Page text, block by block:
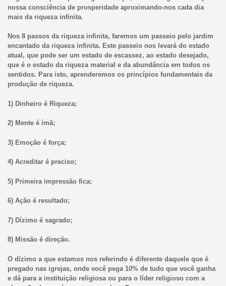
nossa consciência de prosperidade aproximando-nos cada dia
mais da riqueza infinita.
Nos 8 passos da riqueza infinita, faremos um passeio pelo jardim
encantado da riqueza infinita. Este passeio nos levará do estado
atual, que pode ser um estado de escassez, ao estado desejado,
que é o estado da riqueza material e da abundância em todos os
sentidos. Para isto, aprenderemos os princípios fundamentais da
produção de riqueza.
1) Dinheiro é Riqueza;
2) Mente é ímã;
3) Emoção é força;
4) Acreditar é preciso;
5) Primeira impressão fica;
6) Ação é resultado;
7) Dízimo é sagrado;
8) Missão é direção.
O dízimo a que estamos nos referindo é diferente daquele que é
pregado nas igrejas, onde você pega 10% de tudo que você ganha
e dá para a instituição religiosa ou para o líder religioso com a